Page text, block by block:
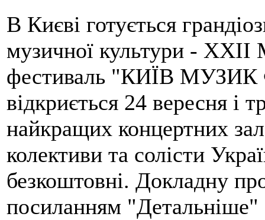
В Києві готується
музичної культури -
фестиваль "КИЇВ МУЗИК
відкриється 24 вересня і
найкращих концертних
колективи та солісти
безкоштовні. Докладну
посиланням "Детальніше"